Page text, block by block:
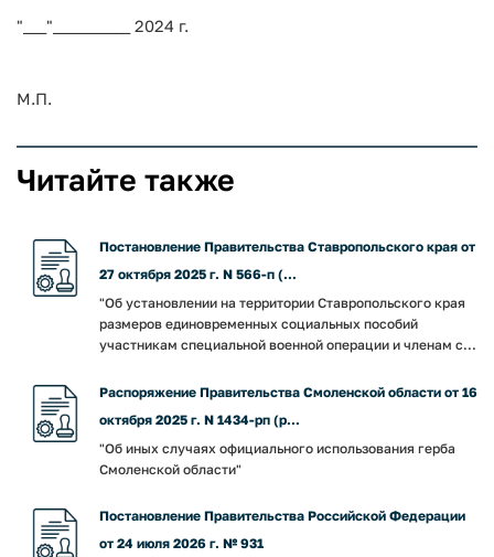
"___"__________ 2024 г.
М.П.
Читайте также
Постановление Правительства Ставропольского края от
27 октября 2025 г. N 566-п (...
"Об установлении на территории Ставропольского края
размеров единовременных социальных пособий
участникам специальной военной операции и членам с...
Распоряжение Правительства Смоленской области от 16
октября 2025 г. N 1434-рп (р...
"Об иных случаях официального использования герба
Смоленской области"
Постановление Правительства Российской Федерации
от 24 июля 2026 г. № 931